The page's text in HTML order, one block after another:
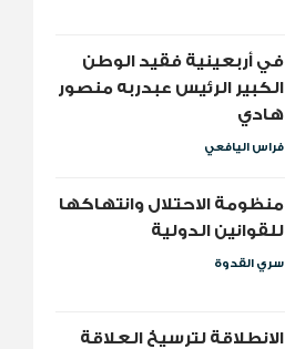
​في أربعينية فقيد الوطن
الكبير الرئيس عبدربه منصور
هادي
فراس اليافعي
منظومة الاحتلال وانتهاكها
للقوانين الدولية
سري القدوة
الانطلاقة لترسيخ العلاقة